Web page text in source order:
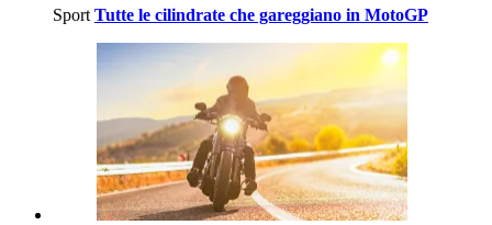
Sport Tutte le cilindrate che gareggiano in MotoGP